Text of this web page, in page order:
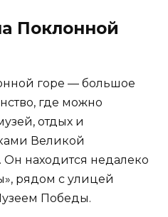
Поклонной
горе — большое
где можно
отдых и
Великой
находится недалеко
рядом с улицей
Победы.